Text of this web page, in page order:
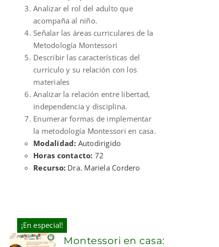
Analizar el rol del adulto que
acompaña al niño.
Señalar las áreas curriculares de la
Metodología Montessori
Describir las características del
currículo y su relación con los
materiales
Analizar la relación entre libertad,
independencia y disciplina.
Enumerar formas de implementar
la metodología Montessori en casa.
Modalidad: Autodirigido
Horas contacto: 72
Recurso: Dra. Mariela Cordero
¡En especial!
ADD TO
Montessori en casa: